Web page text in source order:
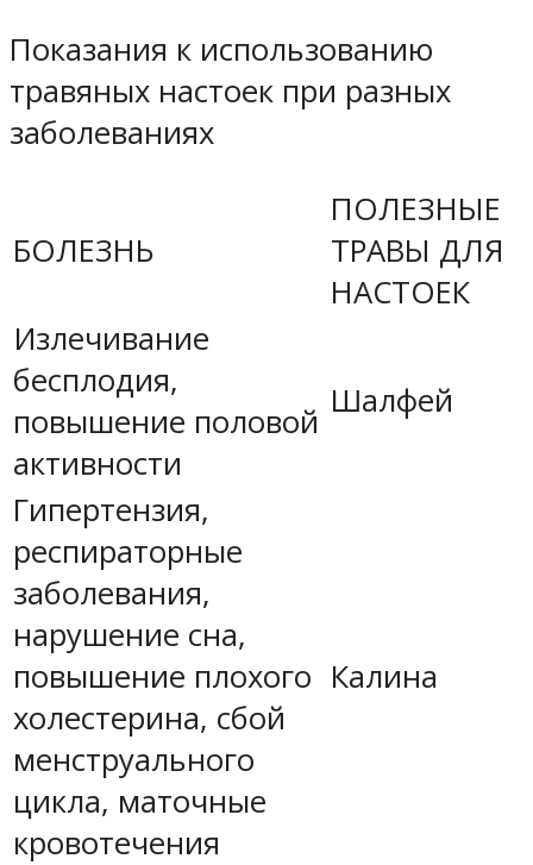
Показания к использованию
травяных настоек при разных
заболеваниях
БОЛЕЗНЬ
ПОЛЕЗНЫЕ
ТРАВЫ ДЛЯ
НАСТОЕК
Излечивание
бесплодия,
повышение половой
активности
Шалфей
Гипертензия,
респираторные
заболевания,
нарушение сна,
повышение плохого
холестерина, сбой
менструального
цикла, маточные
кровотечения
Калина